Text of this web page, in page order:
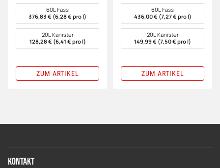
60L Fass
376,83 € (6,28 € pro l)
20L Kanister
128,28 € (6,41 € pro l)
ZUM ARTIKEL
60L Fass
436,00 € (7,27 € pro l)
20L Kanister
149,99 € (7,50 € pro l)
ZUM ARTIKEL
Kontakt